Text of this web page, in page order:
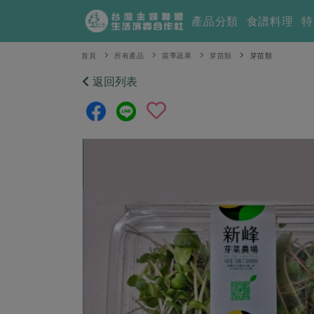
產品分類 食譜料理
首頁 所有產品 當季蔬果 芽苗類 芽苗類
返回列表